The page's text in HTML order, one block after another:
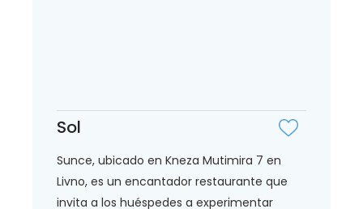
Sol
Sunce, ubicado en Kneza Mutimira 7 en
Livno, es un encantador restaurante que
invita a los huéspedes a experimentar